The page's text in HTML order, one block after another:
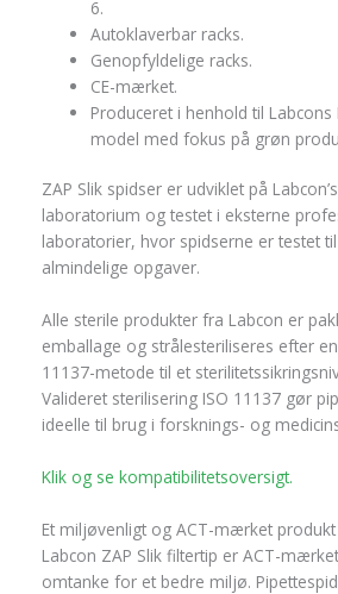
6.
Autoklaverbar racks.
Genopfyldelige racks.
CE-mærket.
Produceret i henhold til
model med fokus på grøn
ZAP Slik spidser er udviklet på
laboratorium og testet i eksterne
laboratorier, hvor spidserne er testet
almindelige opgaver.
Alle sterile produkter fra Labcon er
emballage og strålesteriliseres efter
11137-metode til et
Valideret sterilisering ISO 11137 gør
ideelle til brug i forsknings- og
Klik og se kompatibilitetsoversigt.
Et miljøvenligt og ACT-mærket produkt
Labcon ZAP Slik filtertip er ACT-
omtanke for et bedre miljø.